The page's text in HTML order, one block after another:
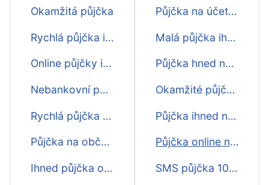
Okamžitá půjčka
Rychlá půjčka ihned na účtě
Online půjčky ihned na účet
Nebankovní půjčka ihned na účet
Rychlá půjčka na OP
Půjčka na občanský průkaz
Ihned půjčka online
Půjčka na účet ihned
Malá půjčka ihned na účet
Půjčka hned na účet na op 4000
Okamžité půjčky na účet
Půjčka ihned na účet ještě dnes
Půjčka online na účet
SMS půjčka 1000 na účet nonstop